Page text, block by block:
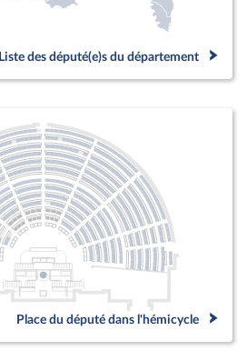
Liste des député(e)s du département
Place du député dans l'hémicycle